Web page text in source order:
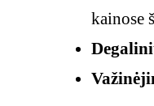
kainose